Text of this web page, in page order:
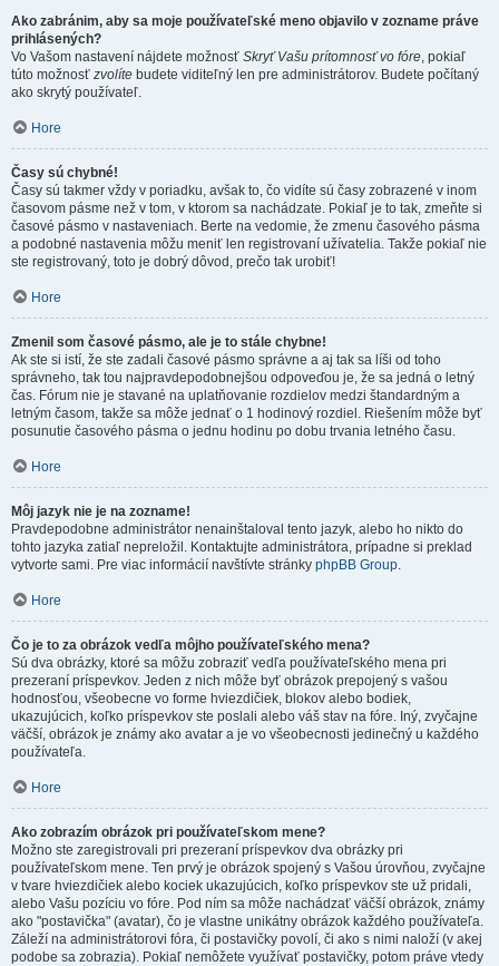
Ako zabránim, aby sa moje používateľské meno objavilo v zozname práve
prihlásených?
Vo Vašom nastavení nájdete možnosť Skryť Vašu prítomnosť vo fóre, pokiaľ
túto možnosť zvolíte budete viditeľný len pre administrátorov. Budete počítaný
ako skrytý používateľ.
Hore
Časy sú chybné!
Časy sú takmer vždy v poriadku, avšak to, čo vidíte sú časy zobrazené v inom
časovom pásme než v tom, v ktorom sa nachádzate. Pokiaľ je to tak, zmeňte si
časové pásmo v nastaveniach. Berte na vedomie, že zmenu časového pásma
a podobné nastavenia môžu meniť len registrovaní užívatelia. Takže pokiaľ nie
ste registrovaný, toto je dobrý dôvod, prečo tak urobiť!
Hore
Zmenil som časové pásmo, ale je to stále chybne!
Ak ste si istí, že ste zadali časové pásmo správne a aj tak sa líši od toho
správneho, tak tou najpravdepodobnejšou odpoveďou je, že sa jedná o letný
čas. Fórum nie je stavané na uplatňovanie rozdielov medzi štandardným a
letným časom, takže sa môže jednať o 1 hodinový rozdiel. Riešením môže byť
posunutie časového pásma o jednu hodinu po dobu trvania letného času.
Hore
Môj jazyk nie je na zozname!
Pravdepodobne administrátor nenainštaloval tento jazyk, alebo ho nikto do
tohto jazyka zatiaľ nepreložil. Kontaktujte administrátora, prípadne si preklad
vytvorte sami. Pre viac informácií navštívte stránky phpBB Group.
Hore
Čo je to za obrázok vedľa môjho používateľského mena?
Sú dva obrázky, ktoré sa môžu zobraziť vedľa používateľského mena pri
prezeraní príspevkov. Jeden z nich môže byť obrázok prepojený s vašou
hodnosťou, všeobecne vo forme hviezdičiek, blokov alebo bodiek,
ukazujúcich, koľko príspevkov ste poslali alebo váš stav na fóre. Iný, zvyčajne
väčší, obrázok je známy ako avatar a je vo všeobecnosti jedinečný u každého
používateľa.
Hore
Ako zobrazím obrázok pri používateľskom mene?
Možno ste zaregistrovali pri prezeraní príspevkov dva obrázky pri
používateľskom mene. Ten prvý je obrázok spojený s Vašou úrovňou, zvyčajne
v tvare hviezdičiek alebo kociek ukazujúcich, koľko príspevkov ste už pridali,
alebo Vašu pozíciu vo fóre. Pod ním sa môže nachádzať väčší obrázok, známy
ako "postavička" (avatar), čo je vlastne unikátny obrázok každého používateľa.
Záleží na administrátorovi fóra, či postavičky povolí, či ako s nimi naloží (v akej
podobe sa zobrazia). Pokiaľ nemôžete využívať postavičky, potom práve vtedy